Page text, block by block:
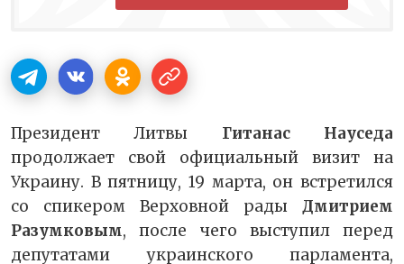
Президент Литвы Гитанас Науседа
продолжает свой официальный визит на
Украину. В пятницу, 19 марта, он встретился
со спикером Верховной рады Дмитрием
Разумковым, после чего выступил перед
депутатами украинского парламента,